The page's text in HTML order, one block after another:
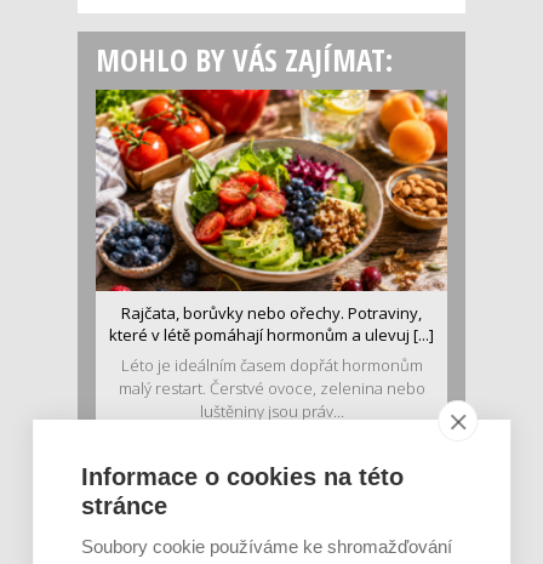
MOHLO BY VÁS ZAJÍMAT:
Rajčata, borůvky nebo ořechy. Potraviny,
které v létě pomáhají hormonům a ulevuj [...]
Léto je ideálním časem dopřát hormonům
malý restart. Čerstvé ovoce, zelenina nebo
luštěniny jsou práv...
Informace o cookies na této
stránce
Soubory cookie používáme ke shromažďování